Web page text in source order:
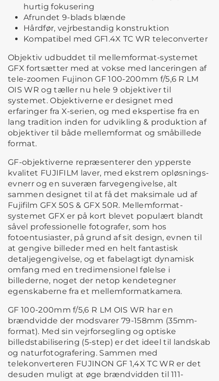
hurtig fokusering
Afrundet 9-blads blænde
Hårdfør, vejrbestandig konstruktion
Kompatibel med GF1.4X TC WR teleconverter
Objektiv udbuddet til mellemformat-systemet
GFX fortsætter med at vokse med lanceringen af
tele-zoomen Fujinon GF 100-200mm f/5,6 R LM
OIS WR og tæller nu hele 9 objektiver til
systemet. Objektiverne er designet med
erfaringer fra X-serien, og med ekspertise fra en
lang tradition inden for udvikling & produktion af
objektiver til både mellemformat og småbillede
format.
GF-objektiverne repræsenterer den ypperste
kvalitet FUJIFILM laver, med ekstrem opløsnings-
evnerr og en suveræn farvegengivelse, alt
sammen designet til at få det maksimale ud af
Fujifilm GFX 50S & GFX 50R. Mellemformat-
systemet GFX er på kort blevet populært blandt
såvel professionelle fotografer, som hos
fotoentusiaster, på grund af sit design, evnen til
at gengive billeder med en helt fantastisk
detaljegengivelse, og et fabelagtigt dynamisk
omfang med en tredimensionel følelse i
billederne, noget der netop kendetegner
egenskaberne fra et mellemformatkamera.
GF 100-200mm f/5,6 R LM OIS WR har en
brændvidde der modsvarer 79-158mm (35mm-
format). Med sin vejrforsegling og optiske
billedstabilisering (5-step) er det ideel til landskab
og naturfotografering. Sammen med
telekonverteren FUJINON GF 1,4X TC WR er det
desuden muligt at øge brændvidden til 111-